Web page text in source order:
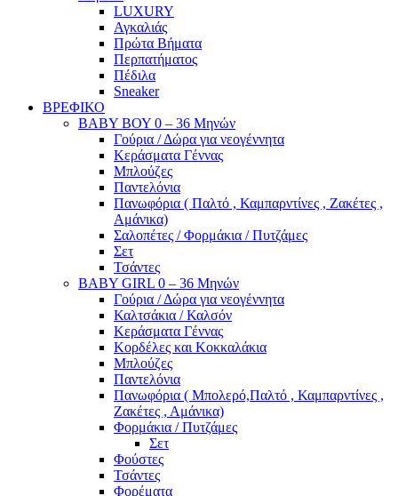
LUXURY
Αγκαλιάς
Πρώτα Βήματα
Περπατήματος
Πέδιλα
Sneaker
ΒΡΕΦΙΚΟ
ΒΑΒΥ ΒΟΥ 0 – 36 Μηνών
Γούρια / Δώρα για νεογέννητα
Κεράσματα Γέννας
Μπλούζες
Παντελόνια
Πανωφόρια ( Παλτό , Καμπαρντίνες , Ζακέτες ,
Αμάνικα)
Σαλοπέτες / Φορμάκια / Πυτζάμες
Σετ
Τσάντες
BABY GIRL 0 – 36 Μηνών
Γούρια / Δώρα για νεογέννητα
Καλτσάκια / Καλσόν
Κεράσματα Γέννας
Κορδέλες και Κοκκαλάκια
Μπλούζες
Παντελόνια
Πανωφόρια ( Μπολερό,Παλτό , Καμπαρντίνες ,
Ζακέτες , Αμάνικα)
Φορμάκια / Πυτζάμες
Σετ
Φούστες
Τσάντες
Φορέματα